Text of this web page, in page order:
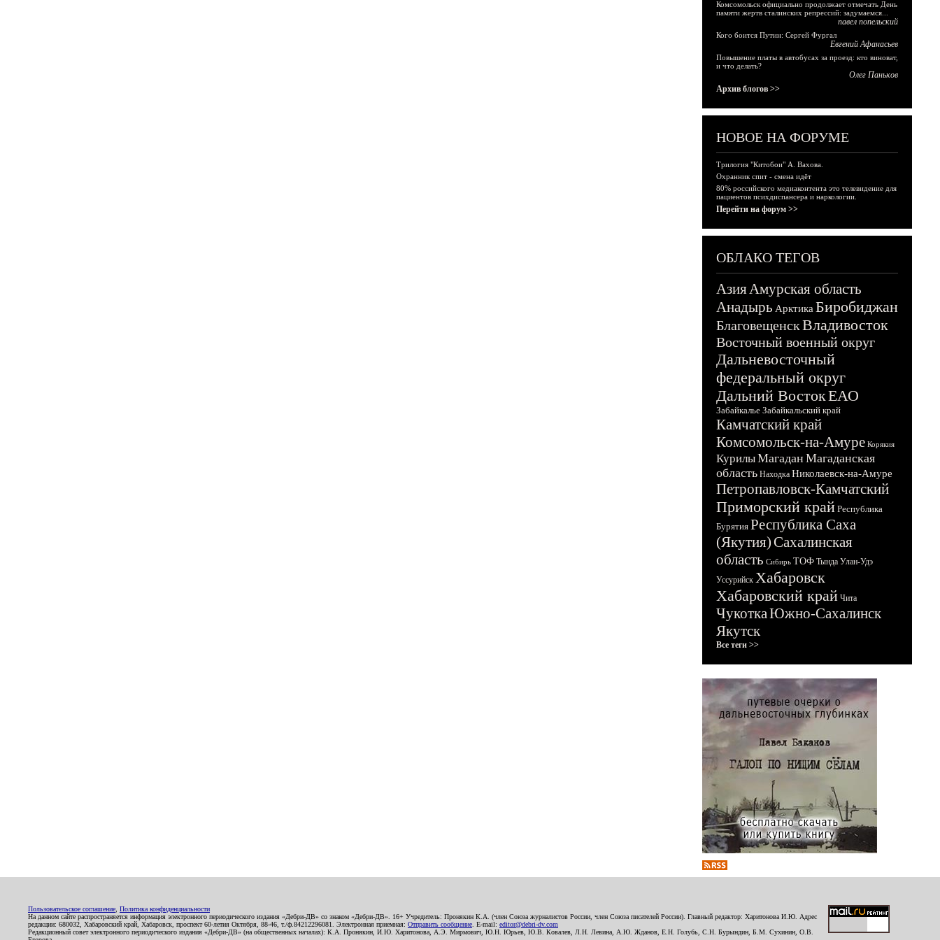
Комсомольск официально продолжает отмечать День
памяти жертв сталинских репрессий: задумаемся...
павел попельский
Кого боится Путин: Сергей Фургал
Евгений Афанасьев
Повышение платы в автобусах за проезд: кто виноват,
и что делать?
Олег Паньков
Архив блогов >>
НОВОЕ НА ФОРУМЕ
Трилогия "Китобои" А. Вахова.
Охранник спит - смена идёт
80% российского медиаконтента это телевидение для
пациентов психдиспансера и наркологии.
Перейти на форум >>
ОБЛАКО ТЕГОВ
АзияАмурская область
Анадырь Арктика Биробиджан
БлаговещенскВладивосток
Восточный военный округ
Дальневосточный
федеральный округ
Дальний ВостокЕАО
Забайкалье Забайкальский край
Камчатский край
Комсомольск-на-Амуре Корякия
КурилыМагадан Магаданская
область Находка Николаевск-на-Амуре
Петропавловск-Камчатский
Приморский край Республика
Бурятия Республика Саха
(Якутия)Сахалинская
область Сибирь ТОФ Тында Улан-Удэ
Уссурийск Хабаровск
Хабаровский край Чита
ЧукоткаЮжно-Сахалинск
Якутск
Все теги >>
Пользовательское соглашение Политика конфиденциальности
На данном сайте распространяется информация электронного периодического издания «Дебри-ДВ» со знаком «Дебри-ДВ». 16+ Учредитель: Пронякин К.А. (член Союза журналистов России, член Союза писателей России). Главный редактор: Харитонова И.Ю. Адрес
редакции: 680032, Хабаровский край, Хабаровск, проспект 60-летия Октября, 88-46, т./ф.84212296081. Электронная приемная: Отправить сообщение . E-mail: editor@debri-dv.com
Редакционный совет электронного периодического издания «Дебри-ДВ» (на общественных началах): К.А. Пронякин, И.Ю. Харитонова, А.Э. Мирмович, Ю.Н. Юрьев, Ю.В. Ковалев, Л.Н. Левина, А.Ю. Жданов, Е.Н. Голубь, С.Н. Бурындин, Б.М. Сухинин, О.В.